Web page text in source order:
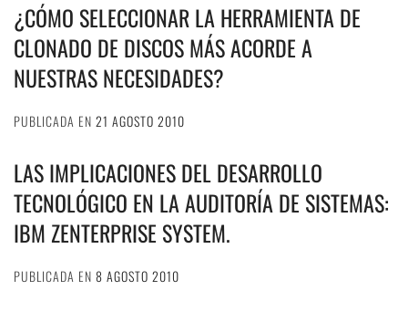
¿CÓMO SELECCIONAR LA HERRAMIENTA DE
CLONADO DE DISCOS MÁS ACORDE A
NUESTRAS NECESIDADES?
PUBLICADA EN 21 AGOSTO 2010
LAS IMPLICACIONES DEL DESARROLLO
TECNOLÓGICO EN LA AUDITORÍA DE SISTEMAS:
IBM ZENTERPRISE SYSTEM.
PUBLICADA EN 8 AGOSTO 2010